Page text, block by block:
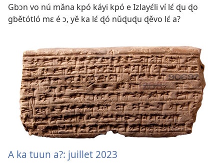
Gbɔn vo nú mǎna kpó káyi kpó e Izlayɛ́li ví lɛ́ ɖu ɖo
gbětótló mɛ é ɔ, yě ka lɛ́ ɖó nǔɖuɖu ɖěvo lɛ́ a?
A ka tuun a?: juillet 2023